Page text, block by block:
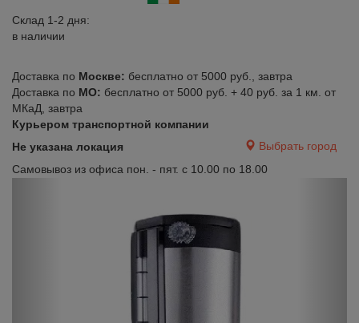
Склад 1-2 дня:
в наличии
Доставка по Москве: бесплатно от 5000 руб., завтра
Доставка по МО: бесплатно от 5000 руб. + 40 руб. за 1 км. от
МКаД, завтра
Курьером транспортной компании
Не указана локация
Выбрать город
Самовывоз из офиса пон. - пят. с 10.00 по 18.00